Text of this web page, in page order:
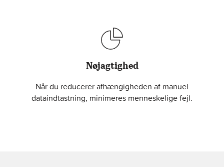
Nøjagtighed
Når du reducerer afhængigheden af manuel
dataindtastning, minimeres menneskelige fejl.